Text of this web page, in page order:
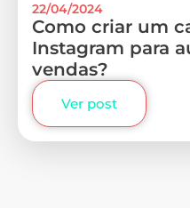
22/04/2024
Como criar um
Instagram para
vendas?
Ver post